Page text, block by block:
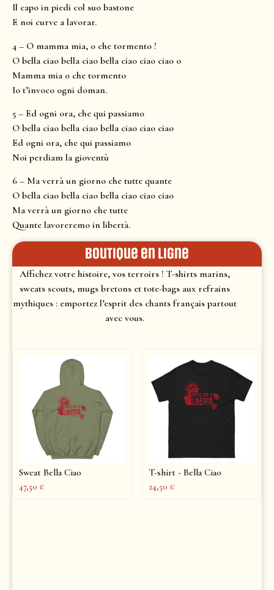
Il capo in piedi col suo bastone
E noi curve a lavorar.
4 – O mamma mia, o che tormento !
O bella ciao bella ciao bella ciao ciao ciao o
Mamma mia o che tormento
Io t’invoco ogni doman.
5 – Ed ogni ora, che qui passiamo
O bella ciao bella ciao bella ciao ciao ciao
Ed ogni ora, che qui passiamo
Noi perdiam la gioventù
6 – Ma verrà un giorno che tutte quante
O bella ciao bella ciao bella ciao ciao ciao
Ma verrà un giorno che tutte
Quante lavoreremo in libertà.
Boutique en ligne
Affichez votre histoire, vos terroirs ! T-shirts marins,
sweats scouts, mugs bretons et tote-bags aux refrains
mythiques : emportez l’esprit des chants français partout
avec vous.
Sweat Bella Ciao
47,50 €
T-shirt - Bella Ciao
24,50 €